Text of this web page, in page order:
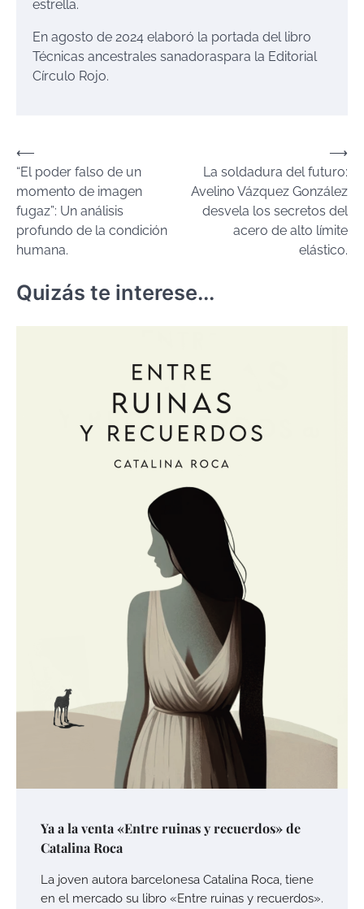
estrella.
En agosto de 2024 elaboró la portada del libro
Técnicas ancestrales sanadoraspara la Editorial
Círculo Rojo.
Navegación
de
entradas
⟵
“El poder falso de un
momento de imagen
fugaz”: Un análisis
profundo de la condición
humana.
La soldadura del futuro:
Avelino Vázquez González
desvela los secretos del
acero de alto límite
elástico.
⟶
Quizás te interese...
Ya a la venta «Entre ruinas y recuerdos» de
Catalina Roca
La joven autora barcelonesa Catalina Roca, tiene
en el mercado su libro «Entre ruinas y recuerdos».